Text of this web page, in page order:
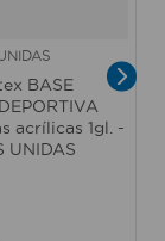
BASE
acrílicas 1gl. -
UNIDAS